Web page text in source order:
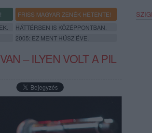
FRISS MAGYAR ZENÉK HETENTE!
HÁTTÉRBEN IS KÖZÉPPONTBAN.
2005: EZ MENT HÚSZ ÉVE.
– ILYEN VOLT A PIL